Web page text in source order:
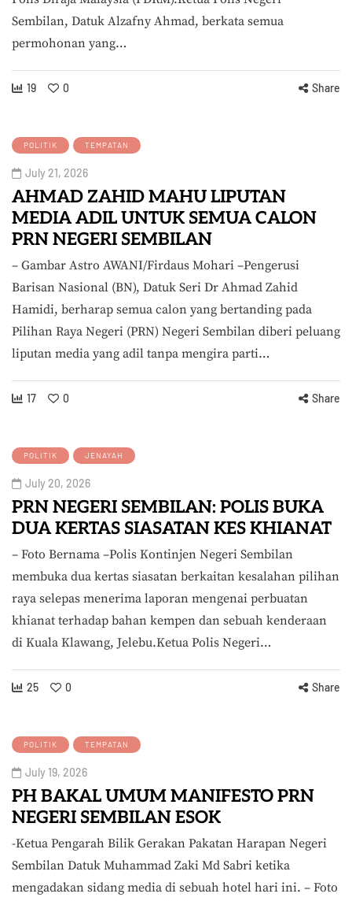
Sembilan, Datuk Alzafny Ahmad, berkata semua
permohonan yang…
19 0 Share
POLITIK TEMPATAN
July 21, 2026
AHMAD ZAHID MAHU LIPUTAN
MEDIA ADIL UNTUK SEMUA CALON
PRN NEGERI SEMBILAN
– Gambar Astro AWANI/Firdaus Mohari –Pengerusi
Barisan Nasional (BN), Datuk Seri Dr Ahmad Zahid
Hamidi, berharap semua calon yang bertanding pada
Pilihan Raya Negeri (PRN) Negeri Sembilan diberi peluang
liputan media yang adil tanpa mengira parti…
17 0 Share
POLITIK JENAYAH
July 20, 2026
PRN NEGERI SEMBILAN: POLIS BUKA
DUA KERTAS SIASATAN KES KHIANAT
– Foto Bernama –Polis Kontinjen Negeri Sembilan
membuka dua kertas siasatan berkaitan kesalahan pilihan
raya selepas menerima laporan mengenai perbuatan
khianat terhadap bahan kempen dan sebuah kenderaan
di Kuala Klawang, Jelebu.Ketua Polis Negeri…
25 0 Share
POLITIK TEMPATAN
July 19, 2026
PH BAKAL UMUM MANIFESTO PRN
NEGERI SEMBILAN ESOK
-Ketua Pengarah Bilik Gerakan Pakatan Harapan Negeri
Sembilan Datuk Muhammad Zaki Md Sabri ketika
mengadakan sidang media di sebuah hotel hari ini. – Foto